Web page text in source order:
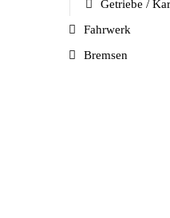
Getriebe /
Fahrwerk
Bremsen